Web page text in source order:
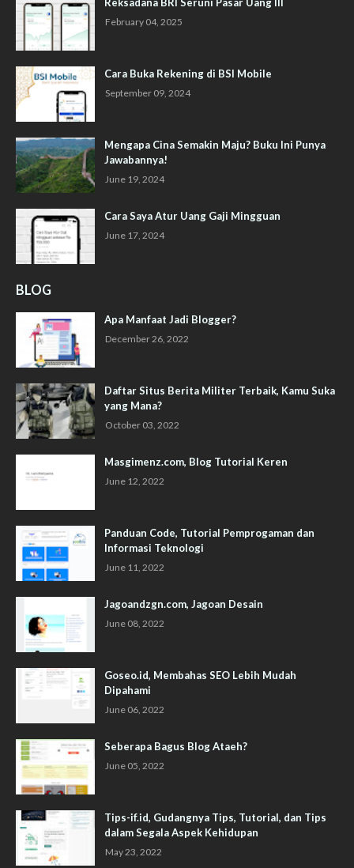
Reksadana BRI Seruni Pasar Uang III
February 04, 2025
Cara Buka Rekening di BSI Mobile
September 09, 2024
Mengapa Cina Semakin Maju? Buku Ini Punya
Jawabannya!
June 19, 2024
Cara Saya Atur Uang Gaji Mingguan
June 17, 2024
BLOG
Apa Manfaat Jadi Blogger?
December 26, 2022
Daftar Situs Berita Militer Terbaik, Kamu Suka
yang Mana?
October 03, 2022
Masgimenz.com, Blog Tutorial Keren
June 12, 2022
Panduan Code, Tutorial Pemprogaman dan
Informasi Teknologi
June 11, 2022
Jagoandzgn.com, Jagoan Desain
June 08, 2022
Goseo.id, Membahas SEO Lebih Mudah
Dipahami
June 06, 2022
Seberapa Bagus Blog Ataeh?
June 05, 2022
Tips-if.id, Gudangnya Tips, Tutorial, dan Tips
dalam Segala Aspek Kehidupan
May 23, 2022